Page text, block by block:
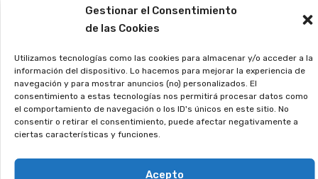
Gestionar el Consentimiento
de las Cookies
Utilizamos tecnologías como las cookies para almacenar y/o acceder a la
información del dispositivo. Lo hacemos para mejorar la experiencia de
navegación y para mostrar anuncios (no) personalizados. El
consentimiento a estas tecnologías nos permitirá procesar datos como
el comportamiento de navegación o los ID's únicos en este sitio. No
consentir o retirar el consentimiento, puede afectar negativamente a
ciertas características y funciones.
Acepto
¿Te suena el término
tarjeta revolving? Puedes
recuperar los intereses
abusivos.